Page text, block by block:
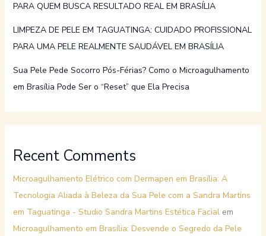
PARA QUEM BUSCA RESULTADO REAL EM BRASÍLIA
LIMPEZA DE PELE EM TAGUATINGA: CUIDADO PROFISSIONAL
PARA UMA PELE REALMENTE SAUDÁVEL EM BRASÍLIA
Sua Pele Pede Socorro Pós-Férias? Como o Microagulhamento
em Brasília Pode Ser o “Reset” que Ela Precisa
Recent Comments
Microagulhamento Elétrico com Dermapen em Brasília: A
Tecnologia Aliada à Beleza da Sua Pele com a Sandra Martins
em Taguatinga - Studio Sandra Martins Estética Facialem
Microagulhamento em Brasília: Desvende o Segredo da Pele